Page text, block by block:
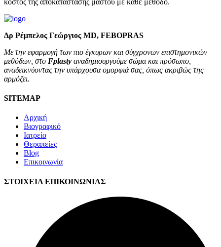
Δρ Ρέμπελος Γεώργιος MD, FEBOPRAS
Με την εφαρμογή των πιο έγκυρων και σύγχρονων επιστημονικών
μεθόδων, στο Fplasty αναδημιουργούμε σώμα και πρόσωπο,
αναδεικνύοντας την υπάρχουσα ομορφιά σας, όπως ακριβώς της
αρμόζει.
SITEMAP
Αρχική
Βιογραφικό
Ιατρείο
Θεραπείες
Blog
Επικοινωνία
ΣΤΟΙΧΕΙΑ ΕΠΙΚΟΙΝΩΝΙΑΣ